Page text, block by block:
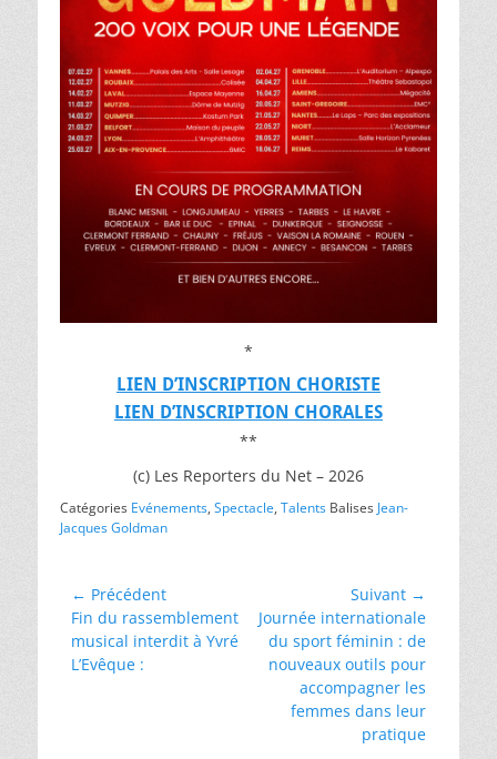
*
LIEN D’INSCRIPTION CHORISTE
LIEN D’INSCRIPTION CHORALES
**
(c) Les Reporters du Net – 2026
Catégories Evénements, Spectacle, Talents BalisesJean-
Jacques Goldman
Navigation
de
l’article
← Précédent
Article
précédent :
Fin du rassemblement
musical interdit à Yvré
L’Evêque :
Suivant →
Article
suivant :
Journée internationale
du sport féminin : de
nouveaux outils pour
accompagner les
femmes dans leur
pratique